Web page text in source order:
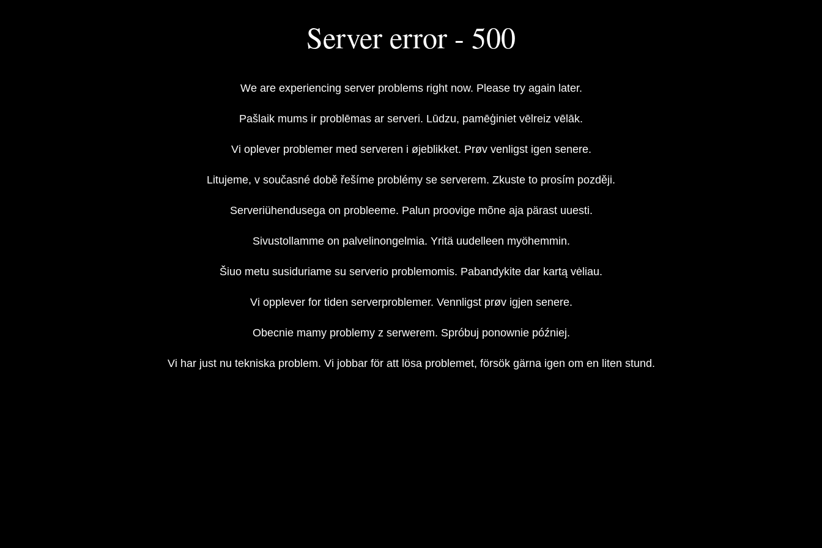
Server error - 500
We are experiencing server problems right now. Please try again later.
Pašlaik mums ir problēmas ar serveri. Lūdzu, pamēģiniet vēlreiz vēlāk.
Vi oplever problemer med serveren i øjeblikket. Prøv venligst igen senere.
Litujeme, v současné době řešíme problémy se serverem. Zkuste to prosím později.
Serveriühendusega on probleeme. Palun proovige mõne aja pärast uuesti.
Sivustollamme on palvelinongelmia. Yritä uudelleen myöhemmin.
Šiuo metu susiduriame su serverio problemomis. Pabandykite dar kartą vėliau.
Vi opplever for tiden serverproblemer. Vennligst prøv igjen senere.
Obecnie mamy problemy z serwerem. Spróbuj ponownie później.
Vi har just nu tekniska problem. Vi jobbar för att lösa problemet, försök gärna igen om en liten stund.